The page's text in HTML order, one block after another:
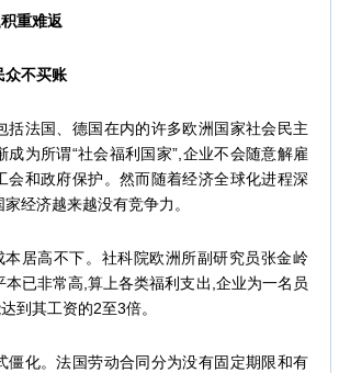
重难返
不买账
法国、德国在内的许多欧洲国家社会民主
成为所谓“社会福利国家”,企业不会随意解雇
会和政府保护。然而随着经济全球化进程深
经济越来越没有竞争力。
高不下。社科院欧洲所副研究员张金岭
本已非常高,算上各类福利支出,企业为一名员
到其工资的2至3倍。
化。法国劳动合同分为没有固定期限和有